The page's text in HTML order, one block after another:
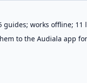
works offline;
to the Audiala app